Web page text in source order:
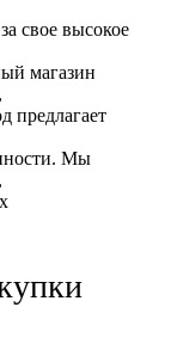
свое высокое
магазин
предлагает
Мы